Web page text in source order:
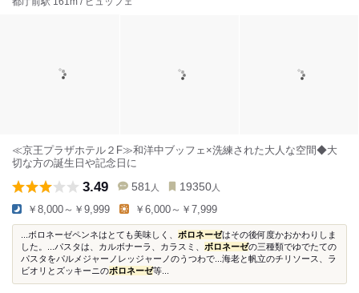
≪京王プラザホテル２F≫和洋中ブッフェ×洗練された大人な空間◆大
切な方の誕生日や記念日に
3.49 581 人 19350 人
￥8,000～￥9,999 ￥6,000～￥7,999
...ボロネーゼペンネはとても美味しく、 ボロネーゼはその後何度かおかわりしま
した。...パスタは、カルボナーラ、カラスミ、 ボロネーゼの三種類でゆでたての
パスタをパルメジャーノレッジャーノのうつわで...海老と帆立のチリソース、ラ
ビオリとズッキーニのボロネーゼ等...